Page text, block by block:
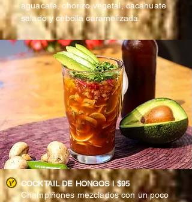
aguacate, chorizo vegetal, cacahuate
salado y cebolla caramelizada.
Champiñones mezclados con un poco
COCKTAIL DE HONGOS l $95